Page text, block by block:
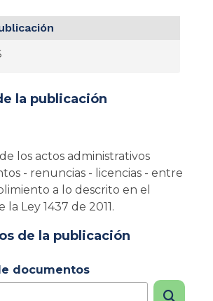
la publicación
los actos administrativos
- renuncias - licencias - entre
a lo descrito en el
Ley 1437 de 2011.
de la publicación
documentos